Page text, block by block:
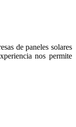
de paneles solares
nos permite